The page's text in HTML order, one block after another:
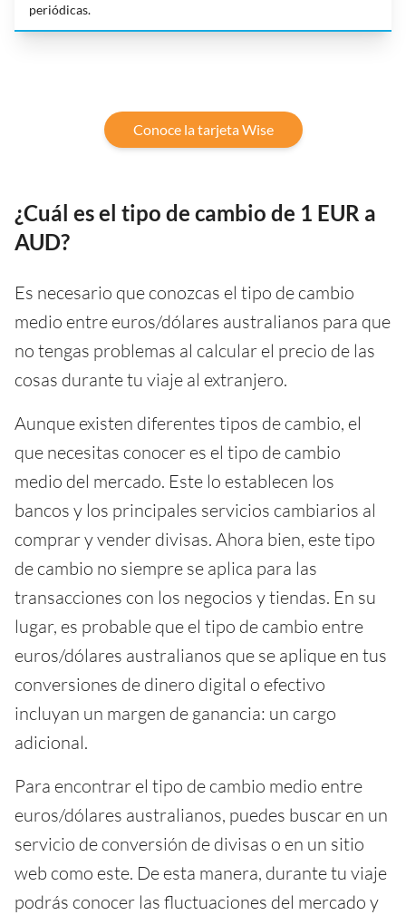
periódicas.
Conoce la tarjeta Wise
¿Cuál es el tipo de cambio de 1 EUR a
AUD?
Es necesario que conozcas el tipo de cambio
medio entre euros/dólares australianos para que
no tengas problemas al calcular el precio de las
cosas durante tu viaje al extranjero.
Aunque existen diferentes tipos de cambio, el
que necesitas conocer es el tipo de cambio
medio del mercado. Este lo establecen los
bancos y los principales servicios cambiarios al
comprar y vender divisas. Ahora bien, este tipo
de cambio no siempre se aplica para las
transacciones con los negocios y tiendas. En su
lugar, es probable que el tipo de cambio entre
euros/dólares australianos que se aplique en tus
conversiones de dinero digital o efectivo
incluyan un margen de ganancia: un cargo
adicional.
Para encontrar el tipo de cambio medio entre
euros/dólares australianos, puedes buscar en un
servicio de conversión de divisas o en un sitio
web como este. De esta manera, durante tu viaje
podrás conocer las fluctuaciones del mercado y